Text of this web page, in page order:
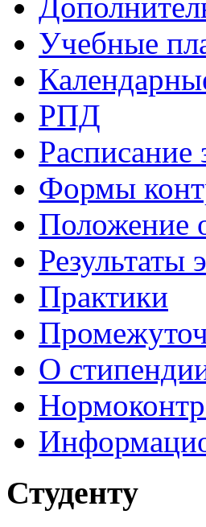
Учебные
РПД
Расписание
Формы
Положение
Результаты
Практики
О
Студенту